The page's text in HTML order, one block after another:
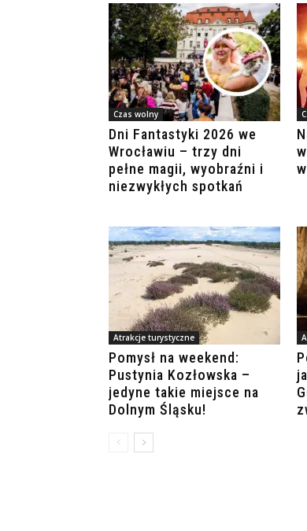
Czas wolny
Dni Fantastyki 2026 we
Wrocławiu – trzy dni
pełne magii, wyobraźni i
niezwykłych spotkań
Atrakcje turystyczne
Pomysł na weekend:
Pustynia Kozłowska –
jedyne takie miejsce na
Dolnym Śląsku!